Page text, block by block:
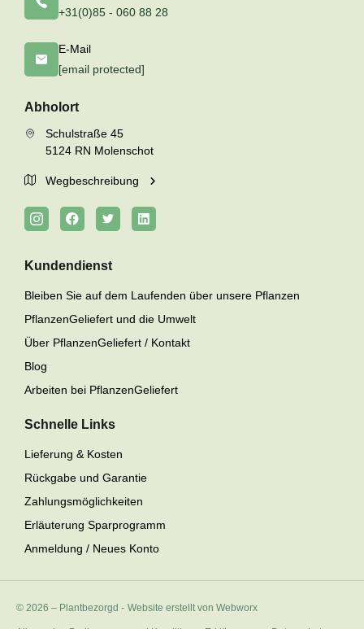
+31(0)85 - 060 88 28
E-Mail
[email protected]
Abholort
Schulstraße 45
5124 RN Molenschot
Wegbeschreibung
Kundendienst
Bleiben Sie auf dem Laufenden über unsere Pflanzen
PflanzenGeliefert und die Umwelt
Über PflanzenGeliefert / Kontakt
Blog
Arbeiten bei PflanzenGeliefert
Schnelle Links
Lieferung & Kosten
Rückgabe und Garantie
Zahlungsmöglichkeiten
Erläuterung Sparprogramm
Anmeldung / Neues Konto
© 2026 – Plantbezorgd - Website erstellt von Webworx